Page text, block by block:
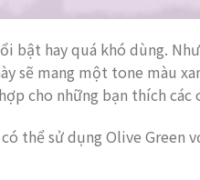
bật hay quá khó dùng.
sẽ mang một tone màu
cho những bạn thích
thể sử dụng Olive